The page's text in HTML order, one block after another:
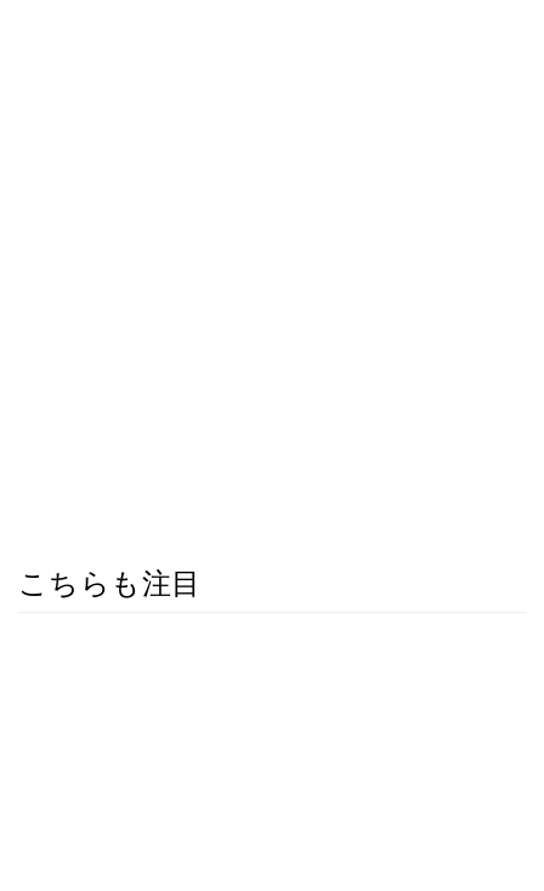
こちらも注目